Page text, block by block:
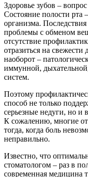
Здоровье зубов –
Состояние полости рта
организма.
проблемы с обменом
отсутствие
отразиться на
наоборот –
иммунной,
систем.
Поэтому
способ не только
серьезные недуги, но и
К сожалению, многие
тогда, когда боль
неправильно.
Известно, что
стоматологом – раз в
современная медицина